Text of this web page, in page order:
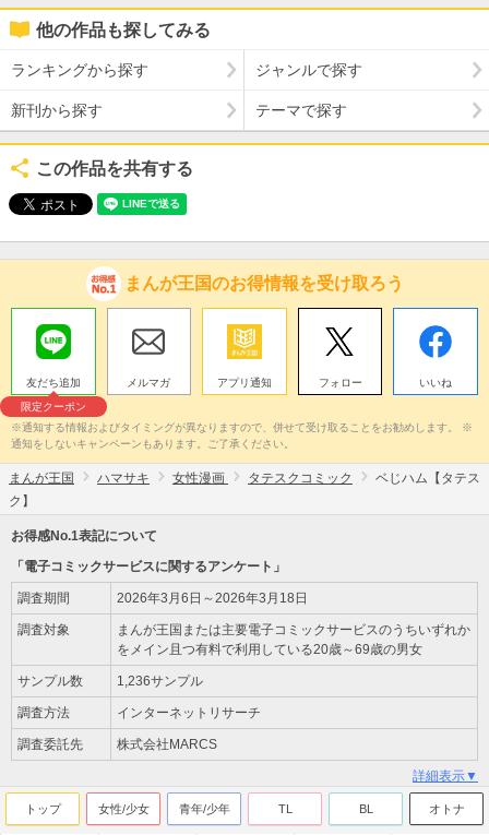
他の作品も探してみる
ランキングから探す ジャンルで探す
新刊から探す テーマで探す
この作品を共有する
まんが王国のお得情報を受け取ろう
友だち追加
限定クーポン
メルマガ アプリ通知 フォロー いいね
※通知する情報およびタイミングが異なりますので、併せて受け取ることをお勧めします。 ※
通知をしないキャンペーンもあります。ご了承ください。
まんが王国 ハマサキ 女性漫画 タテスクコミック
ベじハム【タテス
ク】
お得感No.1表記について
「電子コミックサービスに関するアンケート」
調査期間 2026年3月6日～2026年3月18日
調査対象
まんが王国または主要電子コミックサービスのうちいずれか
をメイン且つ有料で利用している20歳～69歳の男女
サンプル数 1,236サンプル
調査方法 インターネットリサーチ
調査委託先 株式会社MARCS
詳細表示▼
トップ 女性/少女 青年/少年 TL BL オトナ